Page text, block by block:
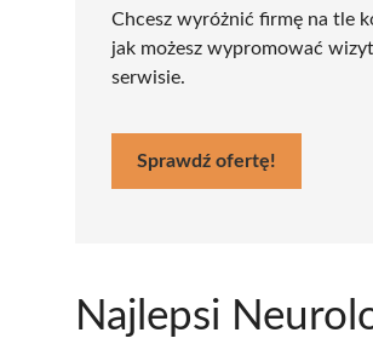
Chcesz wyróżnić firmę na tle
jak możesz wypromować
serwisie.
Sprawdź ofertę!
Najlepsi